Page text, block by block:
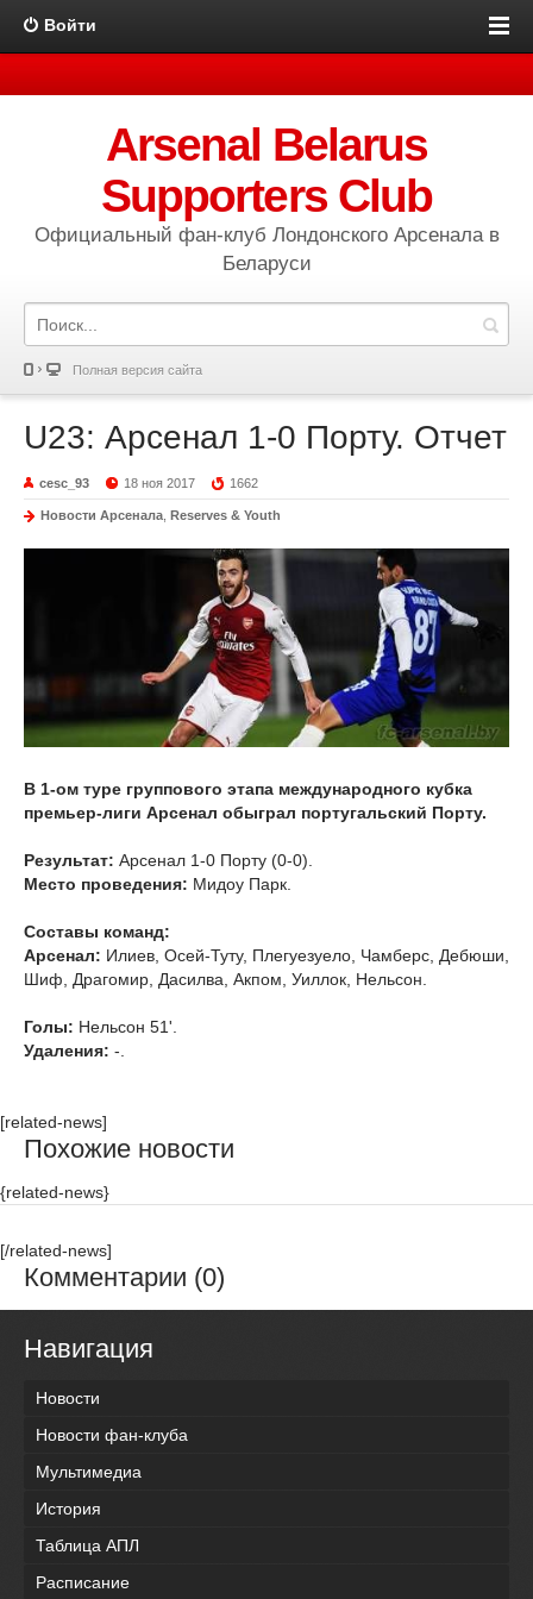
Войти
Arsenal Belarus
Supporters Club
Официальный фан-клуб Лондонского Арсенала в
Беларуси
Полная версия сайта
U23: Арсенал 1-0 Порту. Отчет
cesc_93 18 ноя 2017 1662
Новости Арсенала Reserves & Youth
В 1-ом туре группового этапа международного кубка
премьер-лиги Арсенал обыграл португальский Порту.
Результат: Арсенал 1-0 Порту (0-0).
Место проведения: Мидоу Парк.
Составы команд:
Арсенал: Илиев, Осей-Туту, Плегуезуело, Чамберс, Дебюши,
Шиф, Драгомир, Дасилва, Акпом, Уиллок, Нельсон.
Голы: Нельсон 51'.
Удаления: -.
[related-news]
Похожие новости
{related-news}
[/related-news]
Комментарии (0)
Навигация
Новости
Новости фан-клуба
Мультимедиа
История
Таблица АПЛ
Расписание